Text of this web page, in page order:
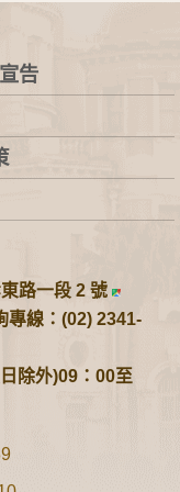
告
路一段 2 號
專線：(02) 2341-
除外)09：00至